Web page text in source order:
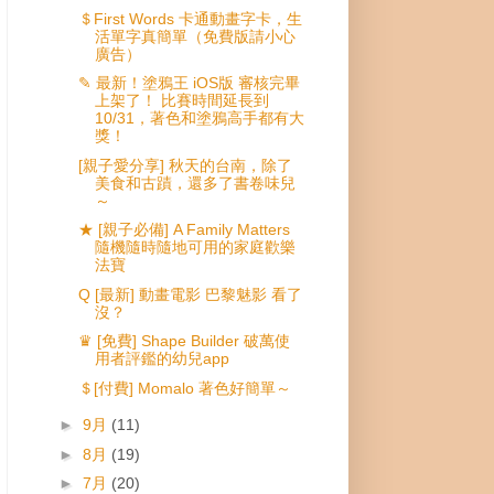
＄First Words 卡通動畫字卡，生
活單字真簡單（免費版請小心
廣告）
✎ 最新！塗鴉王 iOS版 審核完畢
上架了！ 比賽時間延長到
10/31，著色和塗鴉高手都有大
獎！
[親子愛分享] 秋天的台南，除了
美食和古蹟，還多了書卷味兒
～
★ [親子必備] A Family Matters
隨機隨時隨地可用的家庭歡樂
法寶
Q [最新] 動畫電影 巴黎魅影 看了
沒？
♛ [免費] Shape Builder 破萬使
用者評鑑的幼兒app
＄[付費] Momalo 著色好簡單～
► 9月 (11)
► 8月 (19)
► 7月 (20)